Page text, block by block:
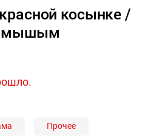
косынке /
Прочее